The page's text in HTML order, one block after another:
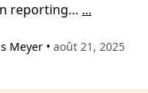
reporting… ...
Meyer • août 21, 2025